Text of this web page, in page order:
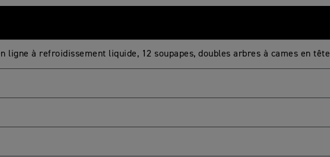
ligne à refroidissement liquide, 12 soupapes, doubles arbres à cames en tête